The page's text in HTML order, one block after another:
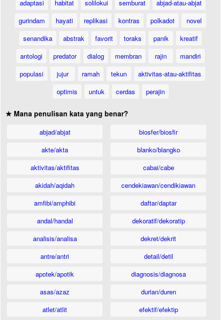
adaptasi
habitat solilokui semburat
abjad-atau-abjat
gurindam
hayati replikasi kontras polkadot
novel
senandika
abstrak favorit toraks panik
kreatif
antologi
predator dialog membran rajin
mandiri
populasi
jujur ramah tekun
aktivitas-atau-aktifitas
optimis
untuk cerdas perajin
★ Mana penulisan kata yang benar?
abjad/abjat
akte/akta
aktivitas/aktifitas
akidah/aqidah
amfibi/amphibi
andal/handal
analisis/analisa
antre/antri
apotek/apotik
asas/azaz
atlet/atlit
biosfer/biosfir
blanko/blangko
cabai/cabe
cendekiawan/cendikiawan
daftar/daptar
dekoratif/dekoratip
dekret/dekrit
detail/detil
diagnosis/diagnosa
durian/duren
efektif/efektip